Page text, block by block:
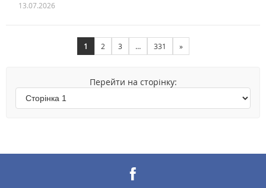
13.07.2026
1 2 3 … 331 »
Перейти на сторінку: